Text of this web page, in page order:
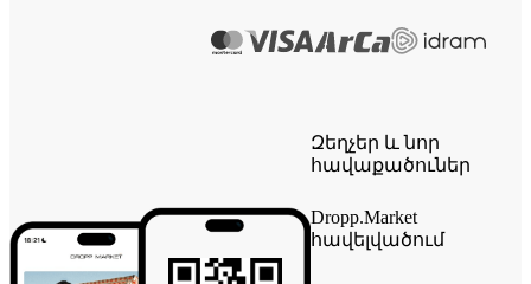
Զեղչեր և նոր
հավաքածուներ
Dropp.Market
հավելվածում